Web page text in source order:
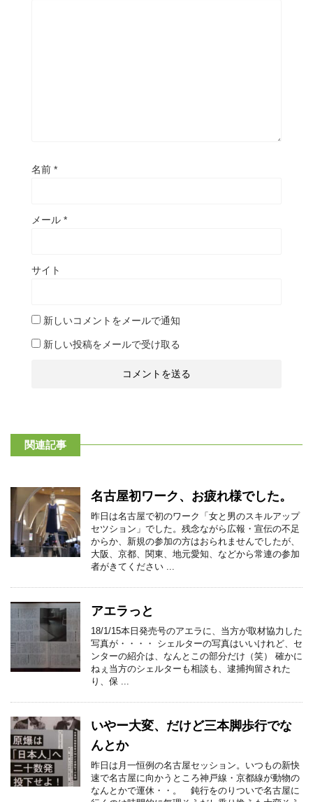
名前 *
メール *
サイト
新しいコメントをメールで通知
新しい投稿をメールで受け取る
関連記事
名古屋初ワーク、お疲れ様でした。
昨日は名古屋で初のワーク「女と男のスキルアップ
セツション」でした。残念ながら広報・宣伝の不足
からか、新規の参加の方はおられませんでしたが、
大阪、京都、関東、地元愛知、などから常連の参加
者がきてください ...
アエラっと
18/1/15本日発売号のアエラに、当方が取材協力した
写真が・・・・ シェルターの写真はいいけれど、セ
ンターの紹介は、なんとこの部分だけ（笑） 確かに
ねぇ当方のシェルターも相談も、逮捕拘留された
り、保 ...
いやー大変、だけど三本脚歩行でな
んとか
昨日は月一恒例の名古屋セッション。いつもの新快
速で名古屋に向かうところ神戸線・京都線が動物の
なんとかで運休・・。 鈍行をのりついで名古屋に